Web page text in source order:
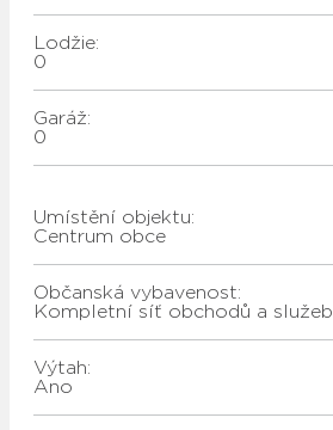
Lodžie:
0
Garáž:
0
Umístění objektu:
Centrum obce
Občanská vybavenost:
Kompletní síť obchodů a služeb
Výtah:
Ano